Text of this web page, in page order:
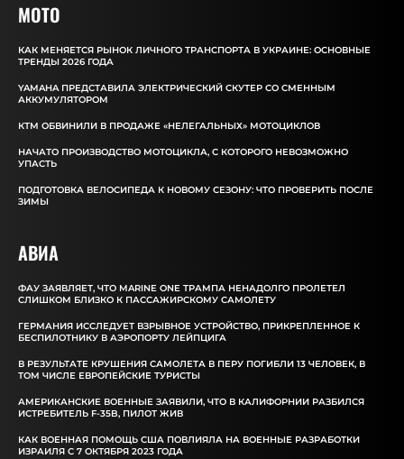
MOTO
КАК МЕНЯЕТСЯ РЫНОК ЛИЧНОГО ТРАНСПОРТА В УКРАИНЕ: ОСНОВНЫЕ
ТРЕНДЫ 2026 ГОДА
YAMAHA ПРЕДСТАВИЛА ЭЛЕКТРИЧЕСКИЙ СКУТЕР СО СМЕННЫМ
АККУМУЛЯТОРОМ
КТМ ОБВИНИЛИ В ПРОДАЖЕ «НЕЛЕГАЛЬНЫХ» МОТОЦИКЛОВ
НАЧАТО ПРОИЗВОДСТВО МОТОЦИКЛА, С КОТОРОГО НЕВОЗМОЖНО
УПАСТЬ
ПОДГОТОВКА ВЕЛОСИПЕДА К НОВОМУ СЕЗОНУ: ЧТО ПРОВЕРИТЬ ПОСЛЕ
ЗИМЫ
АВИА
ФАУ ЗАЯВЛЯЕТ, ЧТО MARINE ONE ТРАМПА НЕНАДОЛГО ПРОЛЕТЕЛ
СЛИШКОМ БЛИЗКО К ПАССАЖИРСКОМУ САМОЛЕТУ
ГЕРМАНИЯ ИССЛЕДУЕТ ВЗРЫВНОЕ УСТРОЙСТВО, ПРИКРЕПЛЕННОЕ К
БЕСПИЛОТНИКУ В АЭРОПОРТУ ЛЕЙПЦИГА
В РЕЗУЛЬТАТЕ КРУШЕНИЯ САМОЛЕТА В ПЕРУ ПОГИБЛИ 13 ЧЕЛОВЕК, В
ТОМ ЧИСЛЕ ЕВРОПЕЙСКИЕ ТУРИСТЫ
АМЕРИКАНСКИЕ ВОЕННЫЕ ЗАЯВИЛИ, ЧТО В КАЛИФОРНИИ РАЗБИЛСЯ
ИСТРЕБИТЕЛЬ F-35B, ПИЛОТ ЖИВ
КАК ВОЕННАЯ ПОМОЩЬ США ПОВЛИЯЛА НА ВОЕННЫЕ РАЗРАБОТКИ
ИЗРАИЛЯ С 7 ОКТЯБРЯ 2023 ГОДА